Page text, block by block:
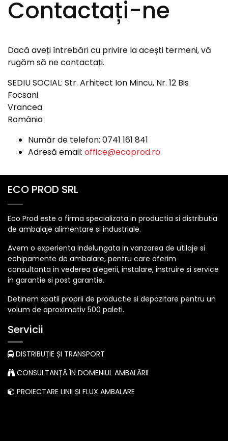
Contactați-ne
Dacă aveți întrebări cu privire la acești termeni, vă
rugăm să ne contactați.
SEDIU SOCIAL: Str. Arhitect Ion Mincu, Nr. 12 Bis
Focsani
Vrancea
România
Număr de telefon: 0741 161 841
Adresă email: office@ecoprod.ro
ECO PROD SRL
Eco Prod este o firma specializata in productia si distributia
de ambalaje alimentare si industriale.
Avem o experienta indelungata in vanzarea de utilaje si
echipamente de ambalare, pentru care oferim
consultanta in vederea alegerii, instalare, instruire si service
in garantie si post garantie.
Detinem spatii proprii de productie si depozitare pentru un
volum de aproximativ 500 paleti.
Servicii
DISTRIBUȚIE ȘI TRANSPORT
CONSULTANȚĂ ÎN DOMENIUL AMBALĂRII
PROIECTARE LINII ȘI FLUX AMBALARE